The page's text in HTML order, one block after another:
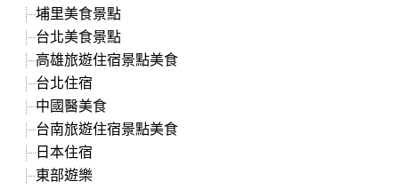
埔里美食景點
台北美食景點
高雄旅遊住宿景點美食
台北住宿
中國醫美食
台南旅遊住宿景點美食
日本住宿
東部遊樂